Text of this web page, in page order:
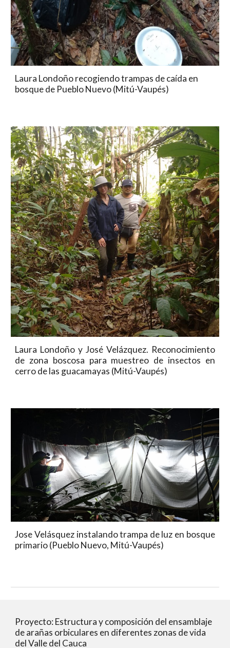
Laura Londoño recogiendo trampas de caída en
bosque de Pueblo Nuevo (Mitú-Vaupés)
Laura Londoño y José Velázquez. Reconocimiento
de zona boscosa para muestreo de insectos en
cerro de las guacamayas (Mitú-Vaupés)
Jose Velásquez instalando trampa de luz en bosque
primario (Pueblo Nuevo, Mitú-Vaupés)
Proyecto: Estructura y composición del ensamblaje
de arañas orbiculares en diferentes zonas de vida
del Valle del Cauca